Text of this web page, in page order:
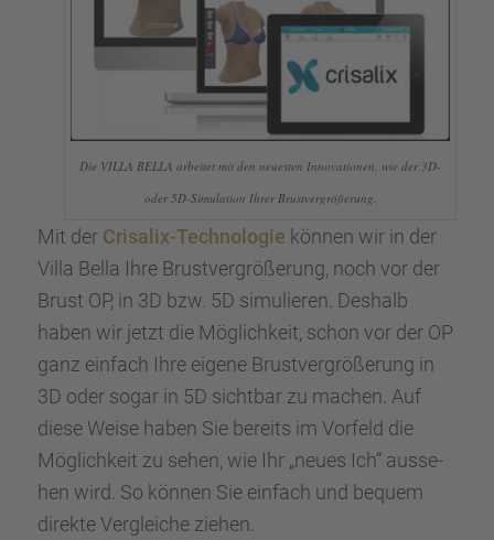
Die VILLA BELLA arbei­tet mit den neues­ten Innova­tio­nen, wie der 3D-
oder 5D-Simula­tion Ihrer Brust­ver­grö­ße­rung.
Mit der Crisa­lix-Techno­lo­gie können wir in der
Villa Bella Ihre Brust­ver­grö­ße­rung, noch vor der
Brust OP, in 3D bzw. 5D simulie­ren. Deshalb
haben wir jetzt die Möglich­keit, schon vor der OP
ganz einfach Ihre eigene Brust­ver­grö­ße­rung in
3D oder sogar in 5D sicht­bar zu machen. Auf
diese Weise haben Sie bereits im Vorfeld die
Möglich­keit zu sehen, wie Ihr „neues Ich“ ausse­
hen wird. So können Sie einfach und bequem
direkte Verglei­che ziehen.